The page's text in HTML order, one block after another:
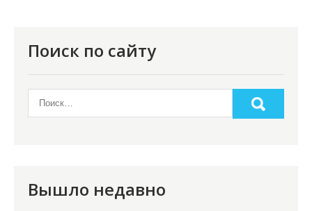
Поиск по сайту
Вышло недавно